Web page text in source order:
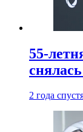
55-
2 года